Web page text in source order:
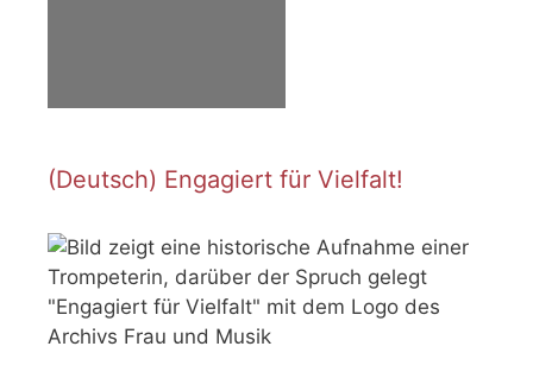
(Deutsch) Engagiert für Vielfalt!